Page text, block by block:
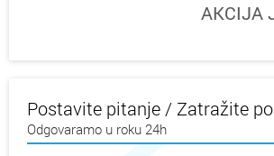
AKCIJA
Postavite pitanje / Zatražite
Odgovaramo u roku 24h